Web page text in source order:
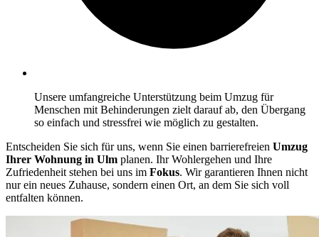
Unsere umfangreiche Unterstützung beim Umzug für
Menschen mit Behinderungen zielt darauf ab, den Übergang
so einfach und stressfrei wie möglich zu gestalten.
Entscheiden Sie sich für uns, wenn Sie einen barrierefreien Umzug
Ihrer Wohnung in Ulm planen. Ihr Wohlergehen und Ihre
Zufriedenheit stehen bei uns im Fokus. Wir garantieren Ihnen nicht
nur ein neues Zuhause, sondern einen Ort, an dem Sie sich voll
entfalten können.